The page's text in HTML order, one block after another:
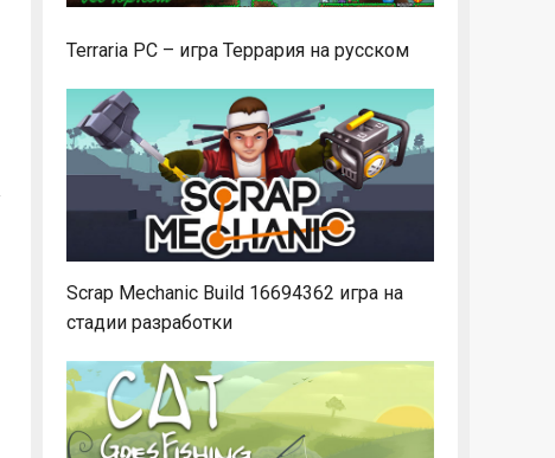
Terraria PC – игра Террария на русском
Scrap Mechanic Build 16694362 игра на
стадии разработки